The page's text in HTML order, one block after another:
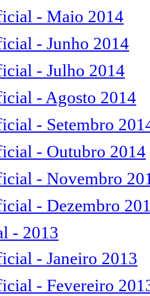
- Maio 2014
- Junho 2014
- Julho 2014
- Agosto 2014
- Setembro
- Outubro 2014
- Novembro
- Dezembro
- 2013
- Janeiro 2013
- Fevereiro